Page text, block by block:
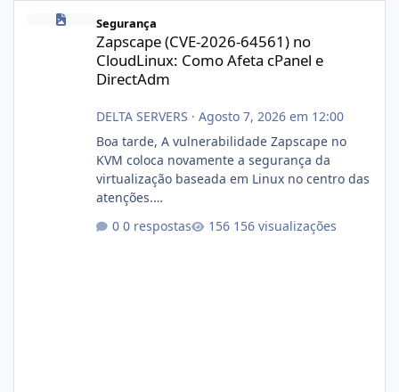
Zapscape (CVE-2026-64561) no CloudLinux: Como Afeta cPanel
Segurança
Zapscape (CVE-2026-64561) no
CloudLinux: Como Afeta cPanel e
DirectAdm
DELTA SERVERS · Agosto 7, 2026 em 12:00
Boa tarde, A vulnerabilidade Zapscape no
KVM coloca novamente a segurança da
virtualização baseada em Linux no centro das
atenções.
xjx23zz5f Criamos uma breve explicação:
0 respostas 156 visualizações